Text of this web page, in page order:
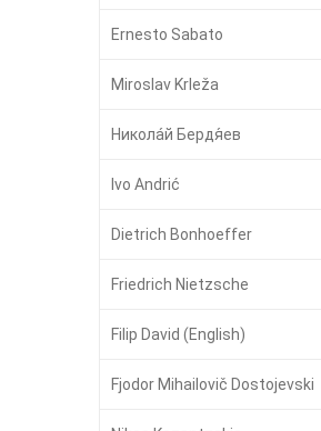
Ernesto Sabato
Miroslav Krleža
Никола́й Бердя́ев
Ivo Andrić
Dietrich Bonhoeffer
Friedrich Nietzsche
Filip David (English)
Fjodor Mihailovič Dostojevski